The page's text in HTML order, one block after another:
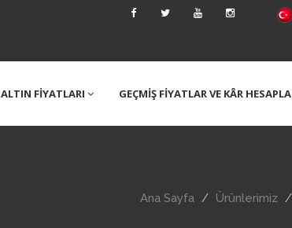
ALTIN FİYATLARI GEÇMİŞ FİYATLAR VE KÂR HESAPLA
Ana Sayfa Ürünlerimiz